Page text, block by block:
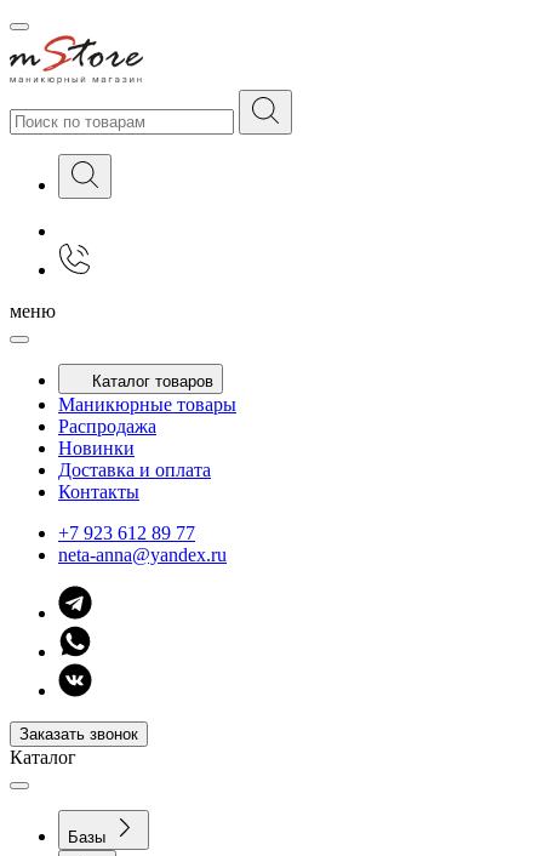
меню
Каталог товаров
Маникюрные товары
Распродажа
Новинки
Доставка и оплата
Контакты
+7 923 612 89 77
neta-anna@yandex.ru
Заказать звонок
Каталог
Базы